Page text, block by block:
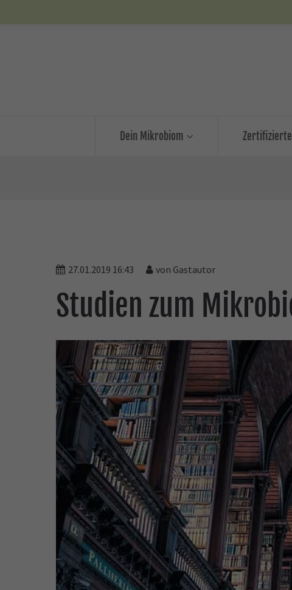
Dein Mikrobiom
27.01.2019 16:43 von Gastautor
Studien zum